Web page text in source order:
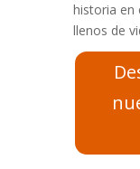
historia en
llenos de